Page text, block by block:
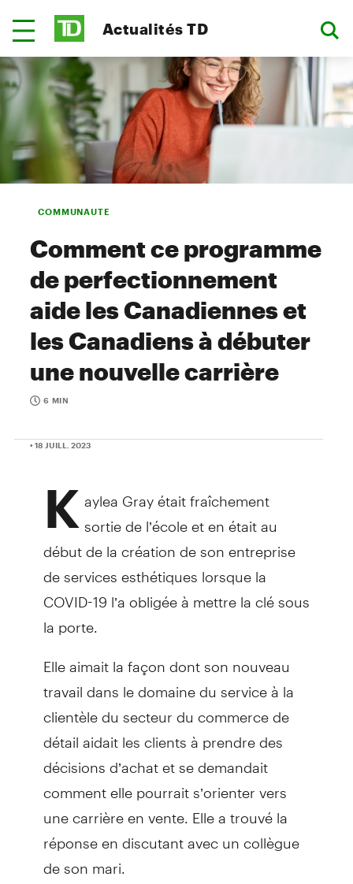
Actualités TD
COMMUNAUTE
Comment ce programme
de perfectionnement
aide les Canadiennes et
les Canadiens à débuter
une nouvelle carrière
6 MIN
• 18 JUILL. 2023
K aylea Gray était fraîchement
sortie de l’école et en était au
début de la création de son entreprise
de services esthétiques lorsque la
COVID-19 l’a obligée à mettre la clé sous
la porte.
Elle aimait la façon dont son nouveau
travail dans le domaine du service à la
clientèle du secteur du commerce de
détail aidait les clients à prendre des
décisions d’achat et se demandait
comment elle pourrait s’orienter vers
une carrière en vente. Elle a trouvé la
réponse en discutant avec un collègue
de son mari.